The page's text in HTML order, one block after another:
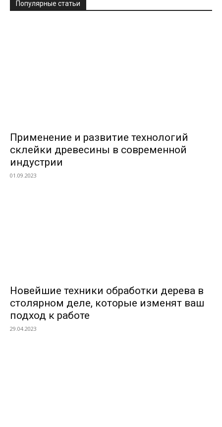
Популярные статьи
Применение и развитие технологий
склейки древесины в современной
индустрии
01.09.2023
Новейшие техники обработки дерева в
столярном деле, которые изменят ваш
подход к работе
29.04.2023